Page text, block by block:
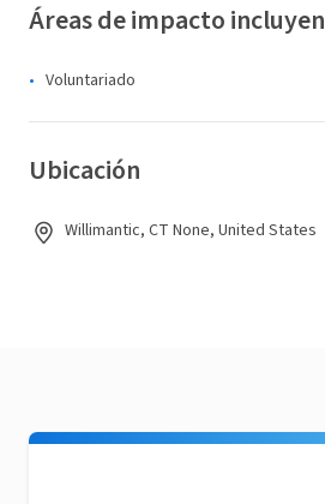
Áreas de impacto incluyen
Voluntariado
Ubicación
Willimantic, CT None, United States